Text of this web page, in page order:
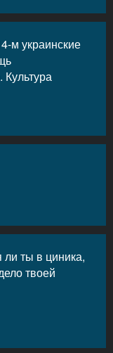
м украинские
Культура
ты в циника,
твоей